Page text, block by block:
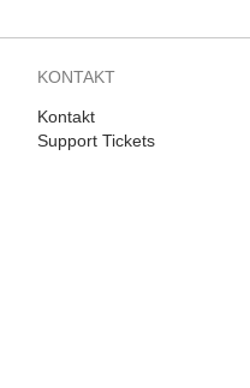
KONTAKT
Kontakt
Support Tickets